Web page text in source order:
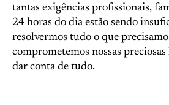
tantas exigências profissionais,
24 horas do dia estão sendo
resolvermos tudo o que
comprometemos nossas
dar conta de tudo.